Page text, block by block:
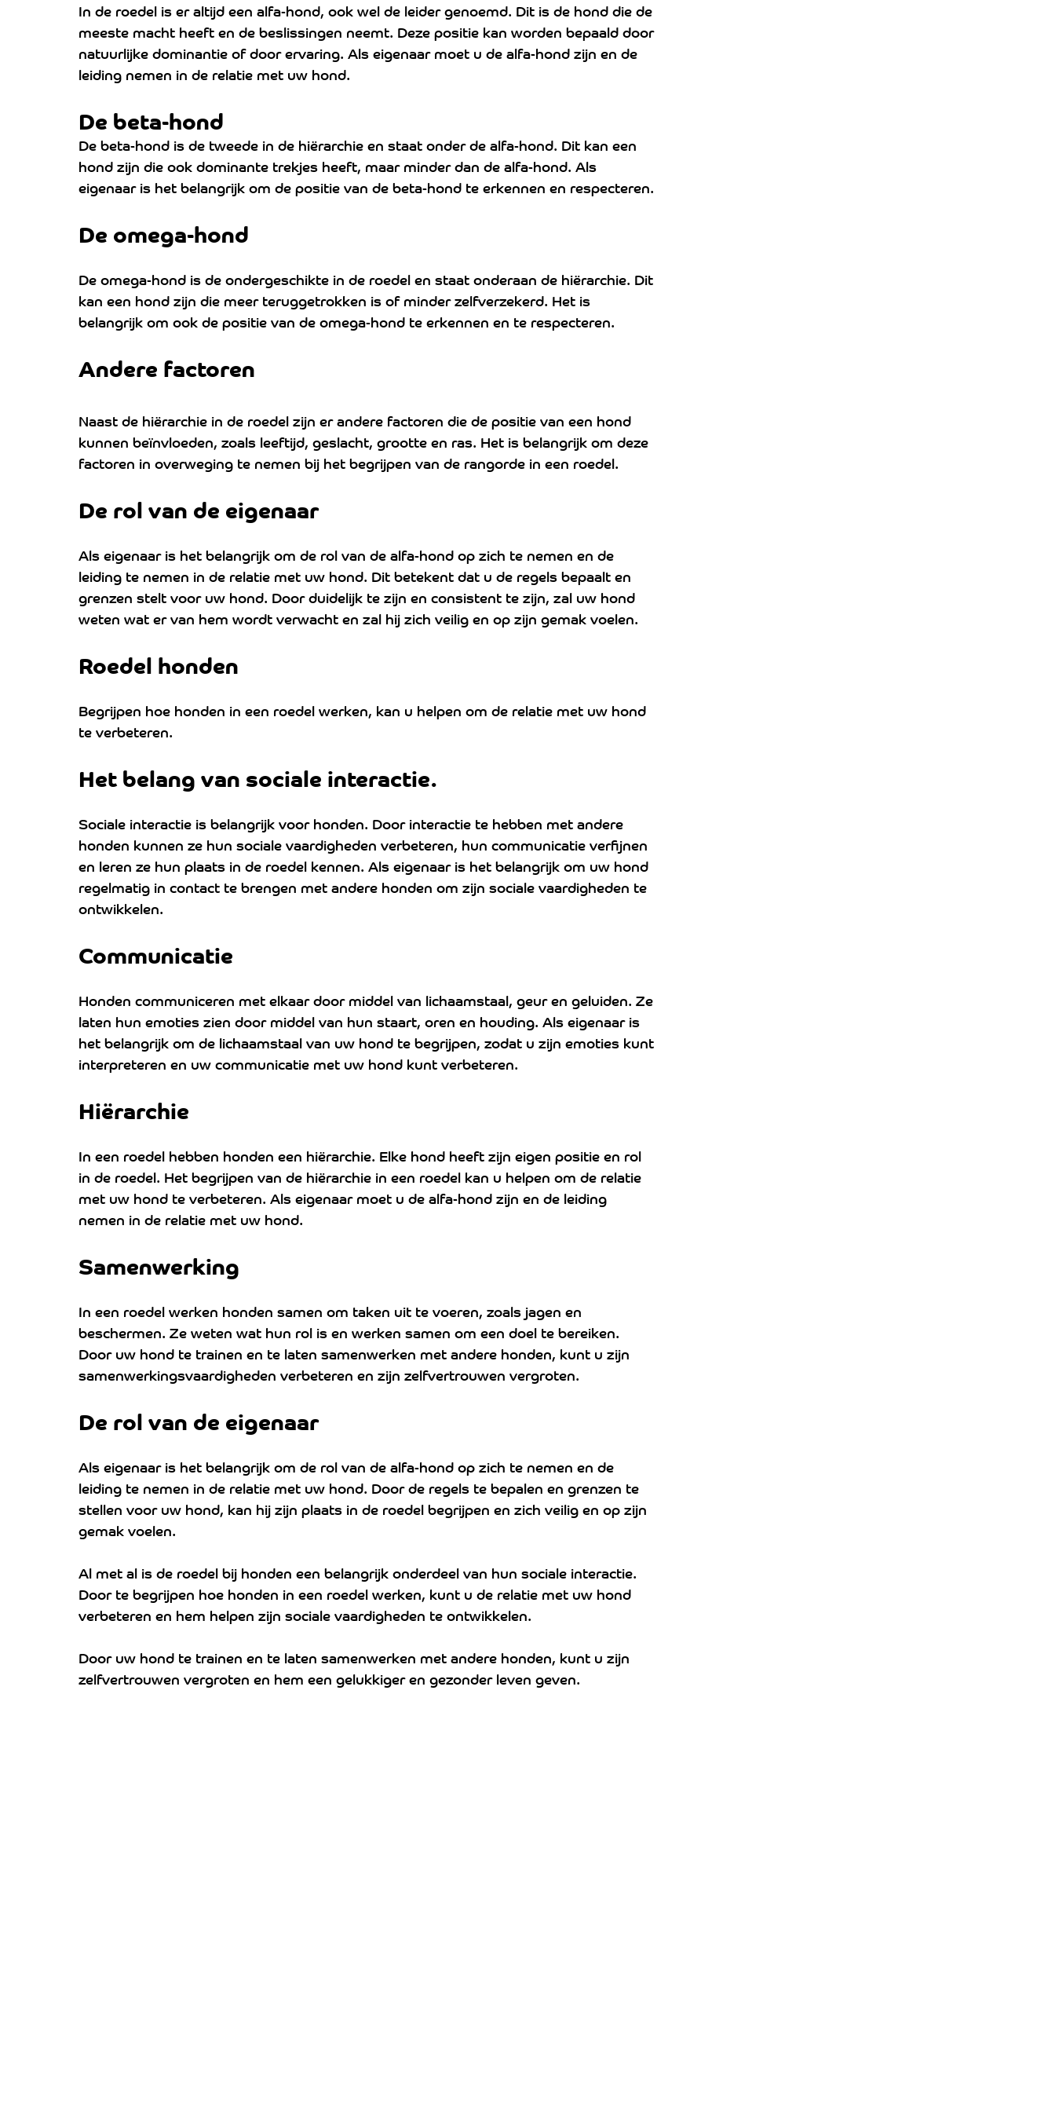
In de roedel is er altijd een alfa-hond, ook wel de leider genoemd. Dit is de hond die de
meeste macht heeft en de beslissingen neemt. Deze positie kan worden bepaald door
natuurlijke dominantie of door ervaring. Als eigenaar moet u de alfa-hond zijn en de
leiding nemen in de relatie met uw hond.
De beta-hond
De beta-hond is de tweede in de hiërarchie en staat onder de alfa-hond. Dit kan een
hond zijn die ook dominante trekjes heeft, maar minder dan de alfa-hond. Als
eigenaar is het belangrijk om de positie van de beta-hond te erkennen en respecteren.
De omega-hond
De omega-hond is de ondergeschikte in de roedel en staat onderaan de hiërarchie. Dit
kan een hond zijn die meer teruggetrokken is of minder zelfverzekerd. Het is
belangrijk om ook de positie van de omega-hond te erkennen en te respecteren.
Andere factoren
Naast de hiërarchie in de roedel zijn er andere factoren die de positie van een hond
kunnen beïnvloeden, zoals leeftijd, geslacht, grootte en ras. Het is belangrijk om deze
factoren in overweging te nemen bij het begrijpen van de rangorde in een roedel.
De rol van de eigenaar
Als eigenaar is het belangrijk om de rol van de alfa-hond op zich te nemen en de
leiding te nemen in de relatie met uw hond. Dit betekent dat u de regels bepaalt en
grenzen stelt voor uw hond. Door duidelijk te zijn en consistent te zijn, zal uw hond
weten wat er van hem wordt verwacht en zal hij zich veilig en op zijn gemak voelen.
Roedel honden
Begrijpen hoe honden in een roedel werken, kan u helpen om de relatie met uw hond
te verbeteren.
Het belang van sociale interactie.
Sociale interactie is belangrijk voor honden. Door interactie te hebben met andere
honden kunnen ze hun sociale vaardigheden verbeteren, hun communicatie verfijnen
en leren ze hun plaats in de roedel kennen. Als eigenaar is het belangrijk om uw hond
regelmatig in contact te brengen met andere honden om zijn sociale vaardigheden te
ontwikkelen.
Communicatie
Honden communiceren met elkaar door middel van lichaamstaal, geur en geluiden. Ze
laten hun emoties zien door middel van hun staart, oren en houding. Als eigenaar is
het belangrijk om de lichaamstaal van uw hond te begrijpen, zodat u zijn emoties kunt
interpreteren en uw communicatie met uw hond kunt verbeteren.
Hiërarchie
In een roedel hebben honden een hiërarchie. Elke hond heeft zijn eigen positie en rol
in de roedel. Het begrijpen van de hiërarchie in een roedel kan u helpen om de relatie
met uw hond te verbeteren. Als eigenaar moet u de alfa-hond zijn en de leiding
nemen in de relatie met uw hond.
Samenwerking
In een roedel werken honden samen om taken uit te voeren, zoals jagen en
beschermen. Ze weten wat hun rol is en werken samen om een doel te bereiken.
Door uw hond te trainen en te laten samenwerken met andere honden, kunt u zijn
samenwerkingsvaardigheden verbeteren en zijn zelfvertrouwen vergroten.
De rol van de eigenaar
Als eigenaar is het belangrijk om de rol van de alfa-hond op zich te nemen en de
leiding te nemen in de relatie met uw hond. Door de regels te bepalen en grenzen te
stellen voor uw hond, kan hij zijn plaats in de roedel begrijpen en zich veilig en op zijn
gemak voelen.
Al met al is de roedel bij honden een belangrijk onderdeel van hun sociale interactie.
Door te begrijpen hoe honden in een roedel werken, kunt u de relatie met uw hond
verbeteren en hem helpen zijn sociale vaardigheden te ontwikkelen.
Door uw hond te trainen en te laten samenwerken met andere honden, kunt u zijn
zelfvertrouwen vergroten en hem een gelukkiger en gezonder leven geven.